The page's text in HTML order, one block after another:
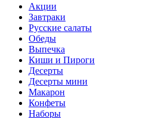
Акции
Завтраки
Русские салаты
Обеды
Выпечка
Киши и Пироги
Десерты
Десерты мини
Макарон
Конфеты
Наборы